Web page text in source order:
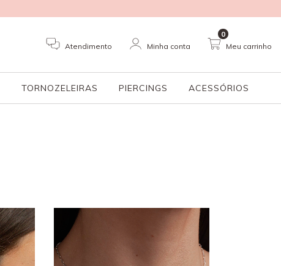
Atendimento Minha conta Meu carrinho
0
TORNOZELEIRAS PIERCINGS ACESSÓRIOS